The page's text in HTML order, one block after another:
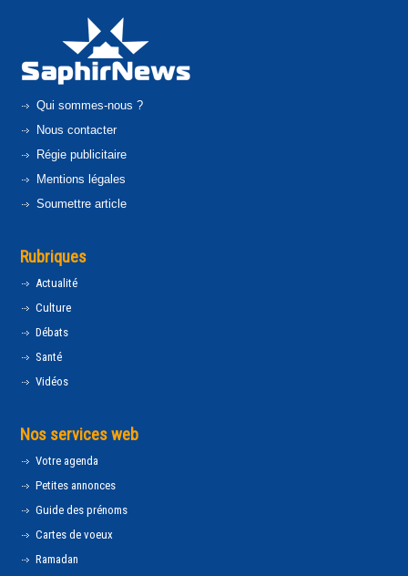
Qui sommes-nous ?
Nous contacter
Régie publicitaire
Mentions légales
Soumettre article
Rubriques
Actualité
Culture
Débats
Santé
Vidéos
Nos services web
Votre agenda
Petites annonces
Guide des prénoms
Cartes de voeux
Ramadan